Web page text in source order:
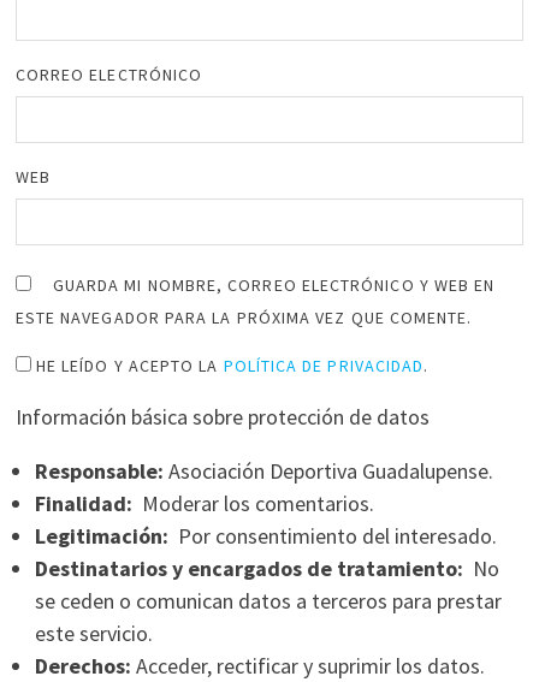
CORREO ELECTRÓNICO
WEB
GUARDA MI NOMBRE, CORREO ELECTRÓNICO Y WEB EN
ESTE NAVEGADOR PARA LA PRÓXIMA VEZ QUE COMENTE.
HE LEÍDO Y ACEPTO LA POLÍTICA DE PRIVACIDAD.
Información básica sobre protección de datos
Responsable: Asociación Deportiva Guadalupense.
Finalidad: Moderar los comentarios.
Legitimación: Por consentimiento del interesado.
Destinatarios y encargados de tratamiento: No
se ceden o comunican datos a terceros para prestar
este servicio.
Derechos: Acceder, rectificar y suprimir los datos.